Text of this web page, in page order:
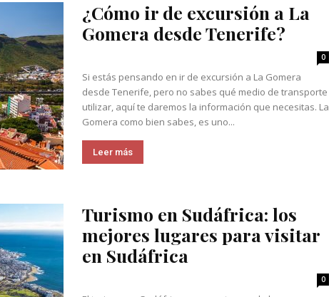
¿Cómo ir de excursión a La
Gomera desde Tenerife?
0
Si estás pensando en ir de excursión a La Gomera
desde Tenerife, pero no sabes qué medio de transporte
utilizar, aquí te daremos la información que necesitas. La
Gomera como bien sabes, es uno...
Leer más
Turismo en Sudáfrica: los
mejores lugares para visitar
en Sudáfrica
0